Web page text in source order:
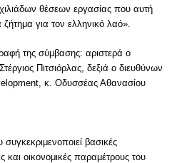
θέσεων εργασίας που αυτή
ζήτημα για τον ελληνικό λαό».
της σύμβασης: αριστερά ο
Πιτσιόρλας, δεξιά ο διευθύνων
κ. Οδυσσέας Αθανασίου
βασικές
και οικονομικές παραμέτρους του